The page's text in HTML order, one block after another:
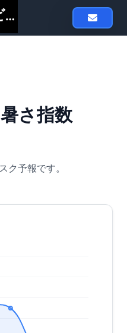
熱中症予防サービスheat119
さ指数
ク予報です。